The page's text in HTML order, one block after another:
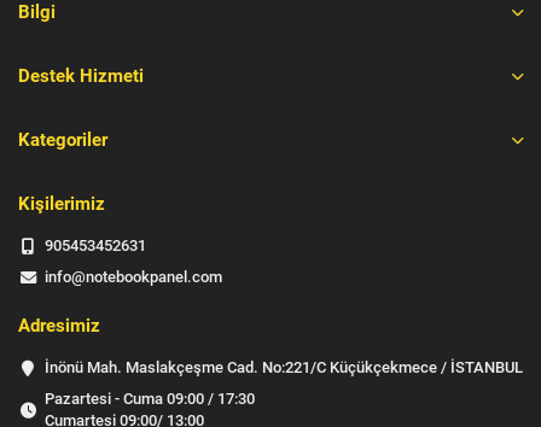
Bilgi
Destek Hizmeti
Kategoriler
Kişilerimiz
905453452631
info@notebookpanel.com
Adresimiz
İnönü Mah. Maslakçeşme Cad. No:221/C Küçükçekmece / İSTANBUL
Pazartesi - Cuma 09:00 / 17:30
Cumartesi 09:00/ 13:00